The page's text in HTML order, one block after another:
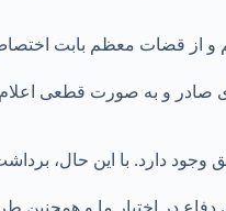
و از قضات معظم بابت
صادر و به صورت قطعی
وجود دارد. با این حال،
در اختیار ما و